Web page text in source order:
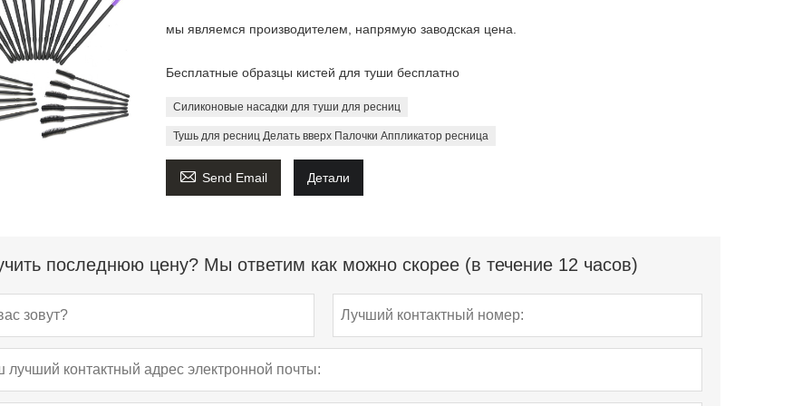
мы являемся производителем, напрямую заводская цена.
Бесплатные образцы кистей для туши бесплатно
Силиконовые насадки для туши для ресниц
Тушь для ресниц Делать вверх Палочки Аппликатор ресница
 Send Email Детали
последнюю цену? Мы ответим как можно скорее (в течение 12 часов)